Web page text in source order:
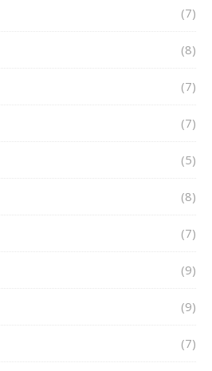
(7)
(8)
(7)
(7)
(5)
(8)
(7)
(9)
(9)
(7)